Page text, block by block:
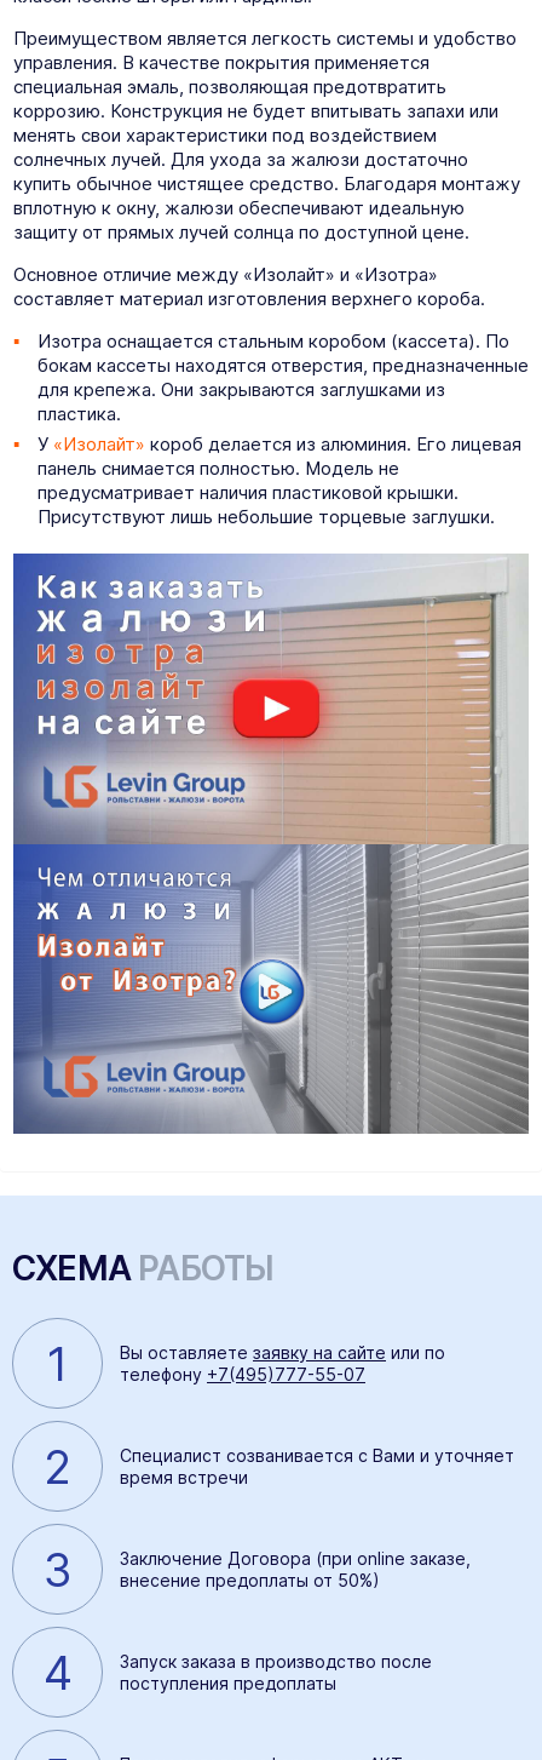
Преимуществом является легкость системы и удобство
управления. В качестве покрытия применяется
специальная эмаль, позволяющая предотвратить
коррозию. Конструкция не будет впитывать запахи или
менять свои характеристики под воздействием
солнечных лучей. Для ухода за жалюзи достаточно
купить обычное чистящее средство. Благодаря монтажу
вплотную к окну, жалюзи обеспечивают идеальную
защиту от прямых лучей солнца по доступной цене.
Основное отличие между «Изолайт» и «Изотра»
составляет материал изготовления верхнего короба.
Изотра оснащается стальным коробом (кассета). По
бокам кассеты находятся отверстия, предназначенные
для крепежа. Они закрываются заглушками из
пластика.
У «Изолайт» короб делается из алюминия. Его лицевая
панель снимается полностью. Модель не
предусматривает наличия пластиковой крышки.
Присутствуют лишь небольшие торцевые заглушки.
СХЕМАРАБОТЫ
1 Вы оставляете заявку на сайте или по
телефону +7(495)777-55-07
2
Специалист созванивается с Вами и уточняет
время встречи
3
Заключение Договора (при online заказе,
внесение предоплаты от 50%)
4
Запуск заказа в производство после
поступления предоплаты